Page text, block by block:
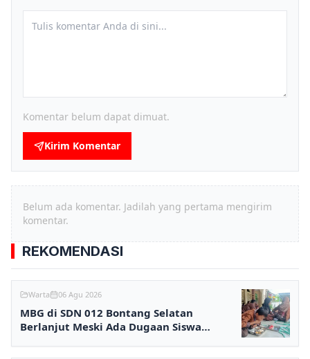
Komentar belum dapat dimuat.
Kirim Komentar
Belum ada komentar. Jadilah yang pertama mengirim
komentar.
REKOMENDASI
Warta 06 Agu 2026
MBG di SDN 012 Bontang Selatan
Berlanjut Meski Ada Dugaan Siswa